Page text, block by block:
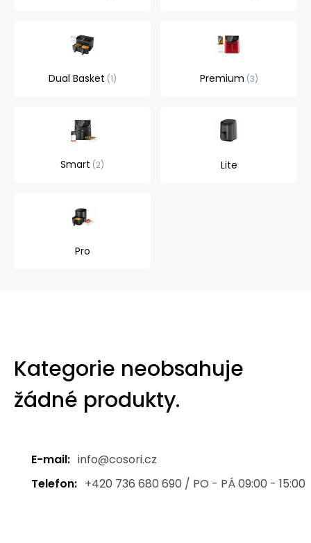
Dual Basket 1 Premium 3
Smart 2 Lite
Pro
Kategorie neobsahuje
žádné produkty.
E-mail: info@cosori.cz
Telefon: +420 736 680 690 / PO - PÁ 09:00 - 15:00